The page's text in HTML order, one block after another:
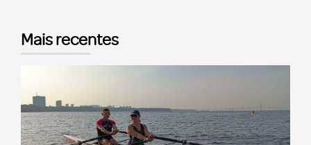
Mais recentes